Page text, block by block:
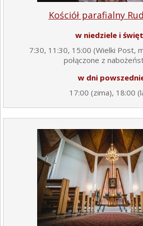
Kościół parafialny
w niedziele i
7:30, 11:30, 15:00 (Wielki Post,
połączone z
w dni
17:00 (zima), 18:00